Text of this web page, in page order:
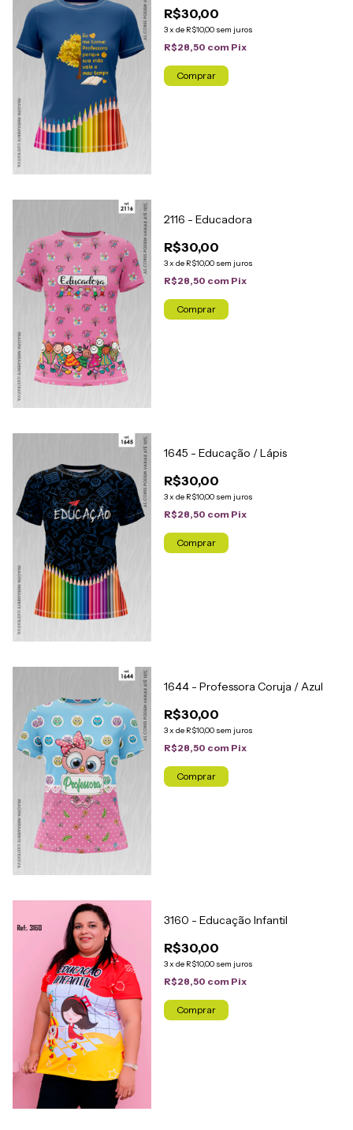
R$30,00
3x de R$10,00 sem juros
R$28,50 com Pix
Comprar
2116 - Educadora
R$30,00
3x de R$10,00 sem juros
R$28,50 com Pix
Comprar
1645 - Educação / Lápis
R$30,00
3x de R$10,00 sem juros
R$28,50 com Pix
Comprar
1644 - Professora Coruja / Azul
R$30,00
3x de R$10,00 sem juros
R$28,50 com Pix
Comprar
3160 - Educação Infantil
R$30,00
3x de R$10,00 sem juros
R$28,50 com Pix
Comprar